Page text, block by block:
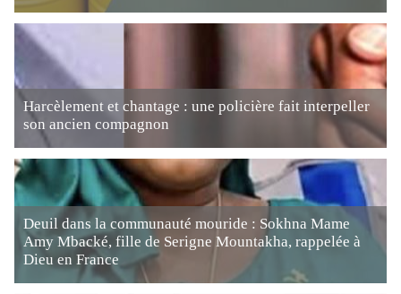
Harcèlement et chantage : une policière fait interpeller
son ancien compagnon
Deuil dans la communauté mouride : Sokhna Mame
Amy Mbacké, fille de Serigne Mountakha, rappelée à
Dieu en France